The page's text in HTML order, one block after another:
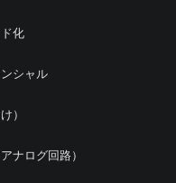
化
シャル
）
ナログ回路）